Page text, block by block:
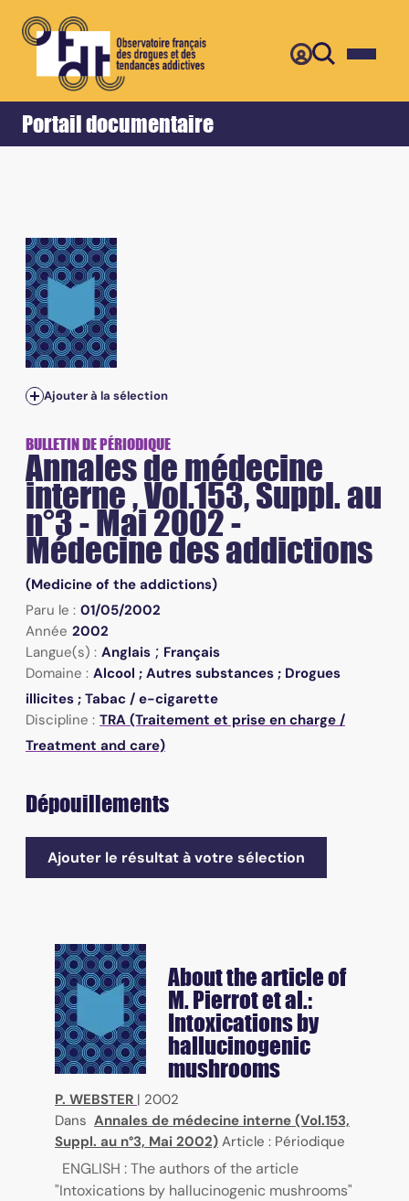
Portail documentaire
Accueil Retour
Vol.153, Suppl. au n°3 - Mai 2002 - Médecine des
Ajouter à la sélection
BULLETIN DE PÉRIODIQUE
Annales de médecine
interne , Vol.153, Suppl. au
n°3 - Mai 2002 -
Médecine des addictions
(Medicine of the addictions)
Paru le : 01/05/2002
Année 2002
Langue(s) : Anglais ; Français
Domaine : Alcool ; Autres substances ; Drogues
illicites ; Tabac / e-cigarette
Discipline : TRA (Traitement et prise en charge /
Treatment and care)
Dépouillements
Ajouter le résultat à votre sélection
About the article of
M. Pierrot et al.:
Intoxications by
hallucinogenic
mushrooms
P. WEBSTER | 2002
Dans Annales de médecine interne (Vol.153,
Suppl. au n°3, Mai 2002) Article : Périodique
ENGLISH : The authors of the article
"Intoxications by hallucinogenic mushrooms"